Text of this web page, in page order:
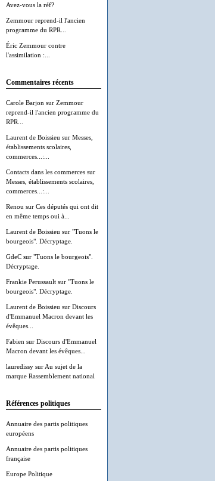
Avez-vous la réf?
Zemmour reprend-il l'ancien
programme du RPR...
Éric Zemmour contre
l'assimilation :...
Commentaires récents
Carole Barjon sur Zemmour
reprend-il l'ancien programme du
RPR...
Laurent de Boissieu sur Messes,
établissements scolaires,
commerces...:...
Contacts dans les commerces sur
Messes, établissements scolaires,
commerces...:...
Renou sur Ces députés qui ont dit
en même temps oui à...
Laurent de Boissieu sur "Tuons le
bourgeois". Décryptage.
GdeC sur "Tuons le bourgeois".
Décryptage.
Frankie Perussault sur "Tuons le
bourgeois". Décryptage.
Laurent de Boissieu sur Discours
d'Emmanuel Macron devant les
évêques...
Fabien sur Discours d'Emmanuel
Macron devant les évêques...
lauredissy sur Au sujet de la
marque Rassemblement national
Références politiques
Annuaire des partis politiques
européens
Annuaire des partis politiques
française
Europe Politique